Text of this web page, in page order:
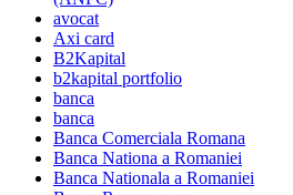
avocat
Axi card
B2Kapital
b2kapital portfolio
banca
banca
Banca Comerciala Romana
Banca Nationa a Romaniei
Banca Nationala a Romaniei